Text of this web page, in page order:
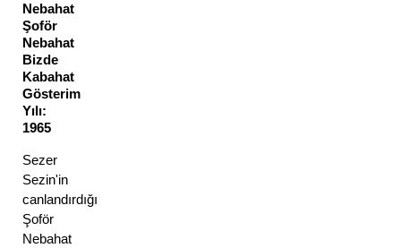
Nebahat
Şoför
Nebahat
Bizde
Kabahat
Gösterim
Yılı:
1965
Sezer
Sezin'in
canlandırdığı
Şoför
Nebahat